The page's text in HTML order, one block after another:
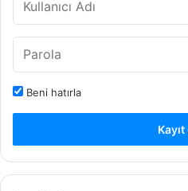
Beni hatırla
Kayıt